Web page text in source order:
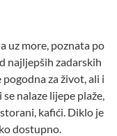
uz more, poznata po
najljepših zadarskih
za život, ali i
nalaze lijepe plaže,
kafići. Diklo je
dostupno.